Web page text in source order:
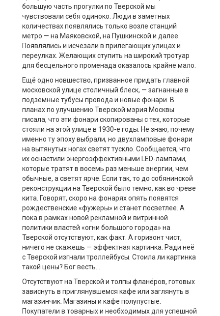
большую часть прогулки по Тверской мы
чувствовали себя одиноко. Люди в заметных
количествах появлялись только возле станций
метро — на Маяковской, на Пушкинской и далее.
Появлялись и исчезали в прилегающих улицах и
переулках. Желающих ступить на широкий тротуар
для бесцельного променада оказалось крайне мало.
Ещё одно новшество, призванное придать главной
московской улице столичный блеск, — загнанные в
подземные тубусы провода и новые фонари. В
планах по улучшению Тверской мэрия Москвы
писала, что эти фонари скопированы с тех, которые
стояли на этой улице в 1930-е годы. Не знаю, почему
именно ту эпоху выбрали, но двухламповые фонари
на вытянутых ногах светят тускло. Сообщается, что
их оснастили энергоэффективными LED-лампами,
которые тратят в восемь раз меньше энергии, чем
обычные, а светят ярче. Если так, то до собянинской
реконструкции на Тверской было темно, как во чреве
кита. Говорят, скоро на фонарях опять появятся
рождественские «фужеры» и станет посветлее. А
пока в рамках новой рекламной и витринной
политики властей «огни большого города» на
Тверской отсутствуют, как факт. А горизонт чист,
ничего не скажешь — эффектная картинка. Ради неё
с Тверской изгнали троллейбусы. Стоила ли картинка
такой цены? Бог весть…
Отсутствуют на Тверской и толпы фланёров, готовых
зависнуть в приглянувшемся кафе или заглянуть в
магазинчик. Магазины и кафе полупустые.
Покупатели в товарных и необходимых для успешной